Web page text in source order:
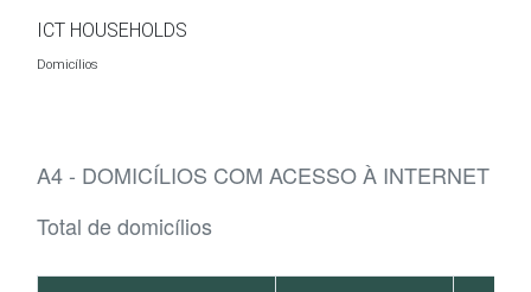
ICT HOUSEHOLDS
Domicílios
A4 - DOMICÍLIOS COM ACESSO À INTERNET
Total de domicílios